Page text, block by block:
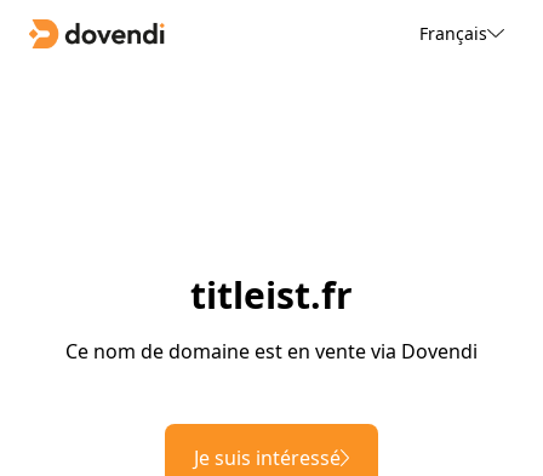
Français
titleist.fr
Ce nom de domaine est en vente via Dovendi
Je suis intéressé